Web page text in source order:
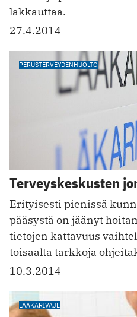
lakkauttaa.
27.4.2014
PERUSTERVEYDENHUOLTO
Terveyskeskusten
Erityisesti pienissä
pääsystä on jäänyt
tietojen kattavuus
toisaalta tarkkoja
10.3.2014
LÄÄKÄRIVAJE